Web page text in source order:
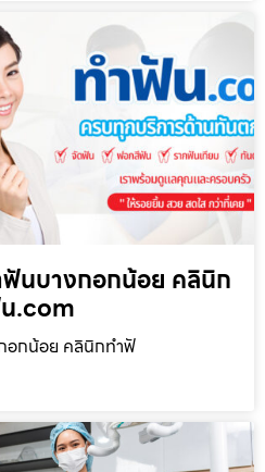
นบางกอกน้อย คลินิก
.com
กน้อย คลินิกทำฟั